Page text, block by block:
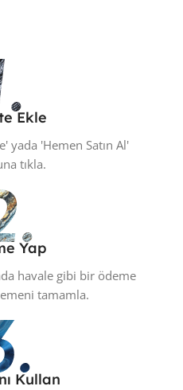
Ekle
yada 'Hemen Satın Al'
tıkla.
Yap
havale gibi bir ödeme
tamamla.
Kullan